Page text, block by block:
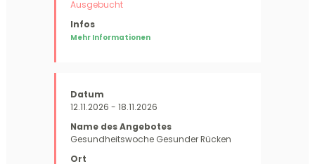
Ausgebucht
Mehr Informationen
12.11.2026 - 18.11.2026
Gesundheitswoche Gesunder Rücken